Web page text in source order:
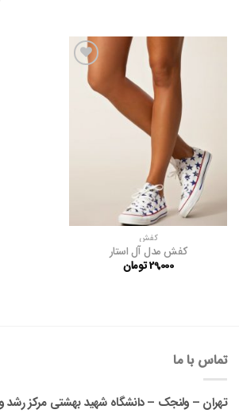
افزودن
کفش
کفش مدل آل استار
29,000تومان
تماس با ما
تهران – ولنجک – دانشگاه شهید بهشتی مرکز رشد